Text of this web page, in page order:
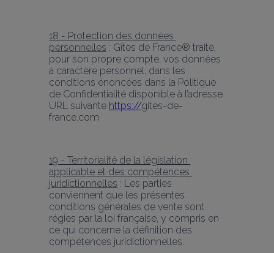
18 - Protection des données
personnelles : Gîtes de France® traite,
pour son propre compte, vos données
à caractère personnel, dans les
conditions énoncées dans la Politique
de Confidentialité disponible à l’adresse
URL suivante https://gites-de-
france.com
19 - Territorialité de la législation
applicable et des compétences
juridictionnelles : Les parties
conviennent que les présentes
conditions générales de vente sont
régies par la loi française, y compris en
ce qui concerne la définition des
compétences juridictionnelles.